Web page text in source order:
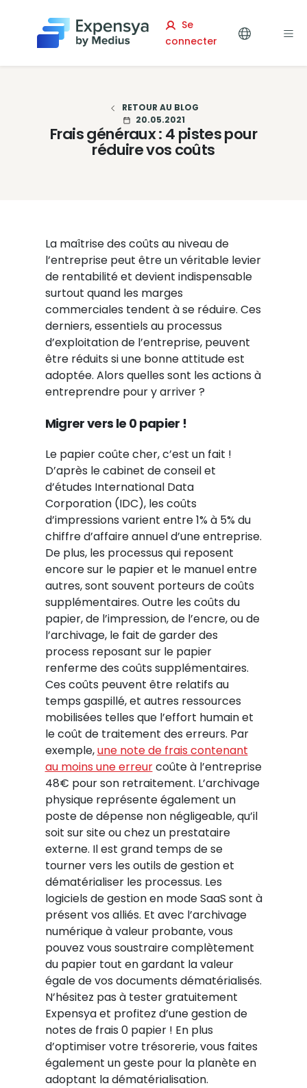
Expensya
Se
connecter
RETOUR AU BLOG
20.05.2021
Frais généraux : 4 pistes pour
réduire vos coûts
La maîtrise des coûts au niveau de
l’entreprise peut être un véritable levier
de rentabilité et devient indispensable
surtout quand les marges
commerciales tendent à se réduire. Ces
derniers, essentiels au processus
d’exploitation de l’entreprise, peuvent
être réduits si une bonne attitude est
adoptée. Alors quelles sont les actions à
entreprendre pour y arriver ?
Migrer vers le 0 papier !
Le papier coûte cher, c’est un fait !
D’après le cabinet de conseil et
d’études International Data
Corporation (IDC), les coûts
d’impressions varient entre 1% à 5% du
chiffre d’affaire annuel d’une entreprise.
De plus, les processus qui reposent
encore sur le papier et le manuel entre
autres, sont souvent porteurs de coûts
supplémentaires. Outre les coûts du
papier, de l’impression, de l’encre, ou de
l’archivage, le fait de garder des
process reposant sur le papier
renferme des coûts supplémentaires.
Ces coûts peuvent être relatifs au
temps gaspillé, et autres ressources
mobilisées telles que l’effort humain et
le coût de traitement des erreurs. Par
exemple,une note de frais contenant
au moins une erreurcoûte à l’entreprise
48€ pour son retraitement. L’archivage
physique représente également un
poste de dépense non négligeable, qu’il
soit sur site ou chez un prestataire
externe. Il est grand temps de se
tourner vers les outils de gestion et
dématérialiser les processus. Les
logiciels de gestion en mode SaaS sont à
présent vos alliés. Et avec l’archivage
numérique à valeur probante, vous
pouvez vous soustraire complètement
du papier tout en gardant la valeur
égale de vos documents dématérialisés.
N’hésitez pas à tester gratuitement
Expensya et profitez d’une gestion de
notes de frais 0 papier ! En plus
d’optimiser votre trésorerie, vous faites
également un geste pour la planète en
adoptant la dématérialisation.